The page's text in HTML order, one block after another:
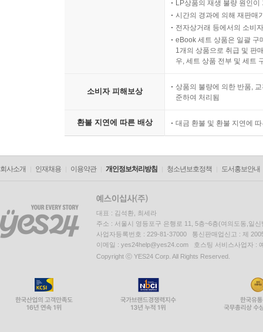
LP상품의 재생 불량 원인
시간의 경과에 의해 재판매
전자상거래 등에서의 소비
eBook 세트 상품은 일괄 구
1개의 상품으로 취급 및 판
우, 세트 상품 전부 및 세트
소비자 피해보상
상품의 불량에 의한 반품,
준하여 처리됨
환불 지연에 따른 배상 대금 환불 및 환불 지연에
회사소개 인재채용 이용약관 개인정보처리방침 청소년보호정책 도서홍보안내
대표 : 김석환, 최세라
주소 : 서울시 영등포구 은행로 11, 5층~6층(여의도동,일신
사업자등록번호 : 229-81-37000 통신판매업신고 : 제
이메일 : yes24help@yes24.com 호스팅 서비스사업자 :
Copyright ⓒ YES24 Corp. All Rights Reserved.